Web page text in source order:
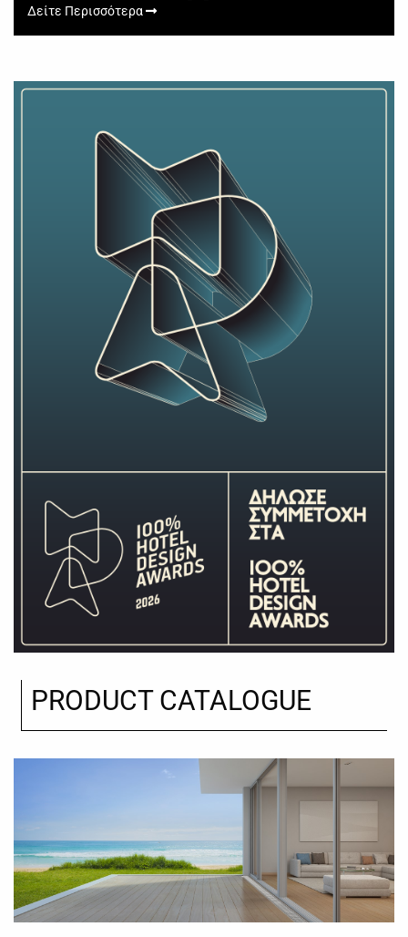
Δείτε Περισσότερα
PRODUCT CATALOGUE